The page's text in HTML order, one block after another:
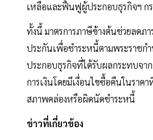
เหลือและฟื้นฟูผู้ประกอบธุรกิจฯ ก
ทั้งนี้ มาตรการภาษีข้างต้นช่วยลดภ
ประกันเพื่อชำระหนี้ตามพระราชก
ประกอบธุรกิจที่ได้รับผลกระทบจา
การเงินโดยมีเงื่อนไขซื้อคืนในรา
สภาพคล่องหรือผิดนัดชำระหนี้
ข่าวที่เกี่ยวข้อง